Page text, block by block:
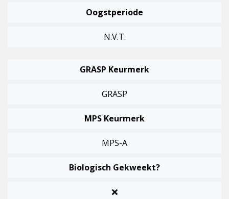
Oogstperiode
N.v.t.
GRASP Keurmerk
GRASP
MPS Keurmerk
MPS-A
Biologisch Gekweekt?